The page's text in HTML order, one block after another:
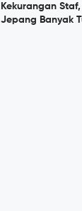
Kekurangan
Jepang Banyak